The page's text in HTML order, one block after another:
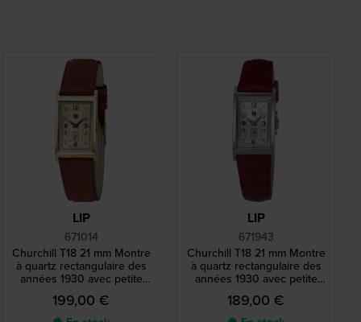
LIP
671014
Churchill T18 21 mm Montre
à quartz rectangulaire des
années 1930 avec petite
seconde
199,00 €
LIP
671943
Churchill T18 21 mm Montre
à quartz rectangulaire des
années 1930 avec petite
seconde
189,00 €